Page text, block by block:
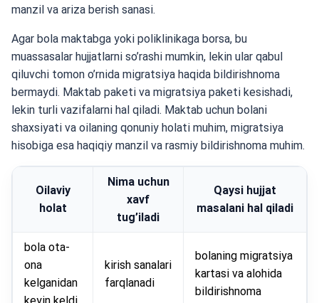
manzil va ariza berish sanasi.
Agar bola maktabga yoki poliklinikaga borsa, bu
muassasalar hujjatlarni so’rashi mumkin, lekin ular qabul
qiluvchi tomon o’rnida migratsiya haqida bildirishnoma
bermaydi. Maktab paketi va migratsiya paketi kesishadi,
lekin turli vazifalarni hal qiladi. Maktab uchun bolani
shaxsiyati va oilaning qonuniy holati muhim, migratsiya
hisobiga esa haqiqiy manzil va rasmiy bildirishnoma muhim.
Oilaviy
holat
Nima uchun
xavf
tug’iladi
Qaysi hujjat
masalani hal qiladi
bola ota-
ona
kelganidan
kirish sanalari
farqlanadi
bolaning migratsiya
kartasi va alohida
bildirishnoma